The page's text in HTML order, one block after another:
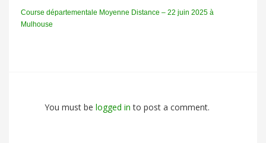
Course départementale Moyenne Distance – 22 juin 2025 à
Mulhouse
You must be logged into post a comment.